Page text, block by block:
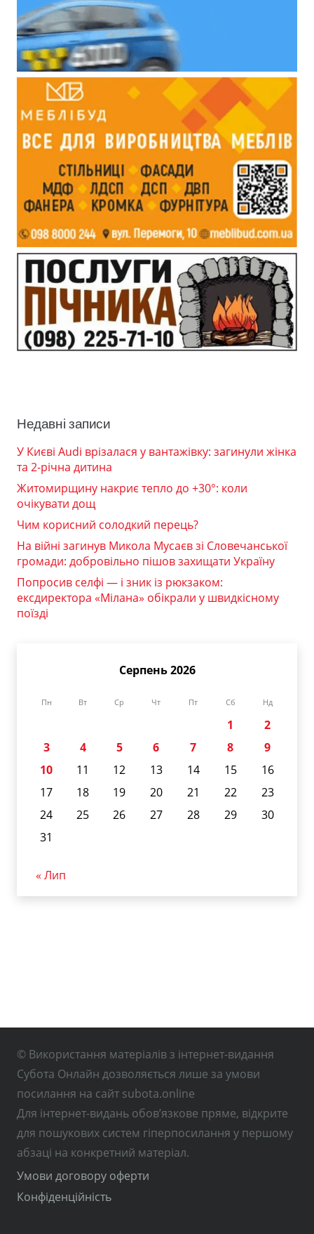
Недавні записи
У Києві Audi врізалася у вантажівку: загинули жінка
та 2-річна дитина
Житомирщину накриє тепло до +30°: коли
очікувати дощ
Чим корисний солодкий перець?
На війні загинув Микола Мусаєв зі Словечанської
громади: добровільно пішов захищати Україну
Попросив селфі — і зник із рюкзаком:
ексдиректора «Мілана» обікрали у швидкісному
поїзді
Серпень 2026
Пн Вт Ср Чт Пт Сб Нд
1
2
3
4 5 6 7 8
9
10
11 12 13 14 15
16
17
18 19 20 21 22
23
24
25 26 27 28 29
30
31
« Лип
© Використання матеріалів з інтернет-видання
Субота Онлайн дозволяється лише за умови
посилання на сайт subota.online
Для інтернет-видань обов’язкове пряме, відкрите
для пошукових систем гіперпосилання у першому
абзаці на конкретний матеріал.
Умови договору оферти
Конфіденційність